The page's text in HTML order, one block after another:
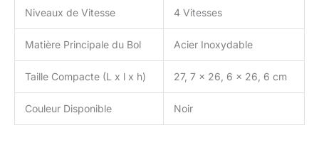
Niveaux de Vitesse 4 Vitesses
Matière Principale du Bol Acier Inoxydable
Taille Compacte (L x l x h) 27, 7 x 26, 6 x 26, 6 cm
Couleur Disponible Noir